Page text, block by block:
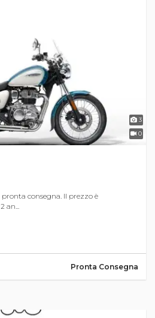
3
0
consegna. Il prezzo è
an...
Pronta Consegna